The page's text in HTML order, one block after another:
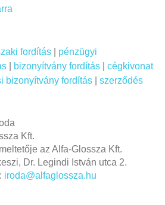
fordítás
pénzügyi
bizonyítvány fordítás
cégkivonat
bizonyítvány fordítás
szerződés
Kft.
az Alfa-Glossza Kft.
Dr. Legindi István utca 2.
iroda@alfaglossza.hu